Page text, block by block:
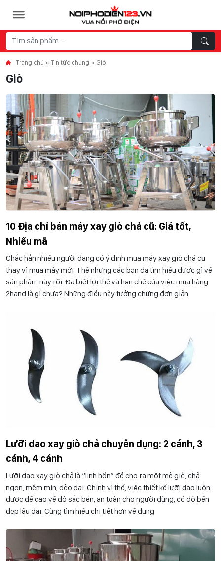
Trang chủ » Tin tức chung » Giò
Giò
10 Địa chỉ bán máy xay giò chả cũ: Giá tốt,
Nhiều mã
Chắc hẳn nhiều người đang có ý định mua máy xay giò chả cũ
thay vì mua máy mới. Thế nhưng các bạn đã tìm hiểu được gì về
sản phẩm này rồi. Đã biết lợi thế và hạn chế của việc mua hàng
2hand là gì chưa? Những điều này tưởng chừng đơn giản
Lưỡi dao xay giò chả chuyên dụng: 2 cánh, 3
cánh, 4 cánh
Lưỡi dao xay giò chả là “linh hồn” để cho ra một mẻ giò, chả
ngon, mềm mịn, dẻo dai. Chính vì thế, việc thiết kế lưỡi dao luôn
được đề cao về độ sắc bén, an toàn cho người dùng, có độ bền
đẹp lâu dài. Cùng tìm hiểu chi tiết hơn về dụng